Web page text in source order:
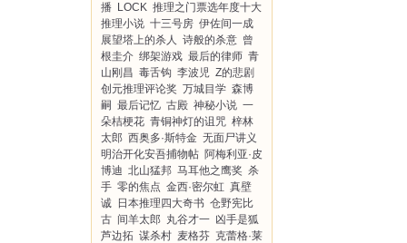
播 LOCK 推理之门票选年度十大
推理小说 十三号房 伊佐间一成
展望塔上的杀人 诗般的杀意 曾
根圭介 绑架游戏 最后的律师 青
山刚昌 毒舌钩 李波児 Z的悲剧
创元推理评论奖 万城目学 森博
嗣 最后记忆 古殿 神秘小说 一
朵桔梗花 青铜神灯的诅咒 梓林
太郎 西奥多·斯特金 无面尸讲义
明治开化安吾捕物帖 阿梅利亚·皮
博迪 北山猛邦 马耳他之鹰奖 杀
手 零的焦点 金西·密尔虹 真壁
诚 日本推理四大奇书 仓野宪比
古 间羊太郎 丸谷才一 凶手是狐
芦边拓 谋杀村 麦格芬 克蕾格·莱